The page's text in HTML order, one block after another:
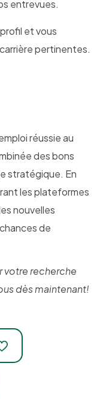
entrevues.
et vous
pertinentes.
réussie au
des bons
stratégique. En
les plateformes
nouvelles
de
votre recherche
dès maintenant!